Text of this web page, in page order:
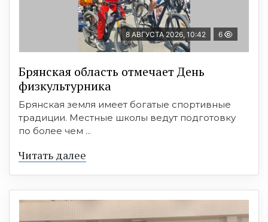
8 АВГУСТА 2026, 10:42 6
Брянская область отмечает День
физкультурника
Брянская земля имеет богатые спортивные
традиции. Местные школы ведут подготовку
по более чем ...
Читать далее